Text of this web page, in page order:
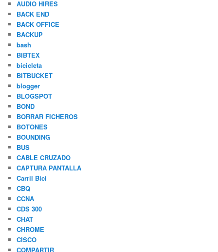
AUDIO HIRES
BACK END
BACK OFFICE
BACKUP
bash
BIBTEX
bicicleta
BITBUCKET
blogger
BLOGSPOT
BOND
BORRAR FICHEROS
BOTONES
BOUNDING
BUS
CABLE CRUZADO
CAPTURA PANTALLA
Carril Bici
CBQ
CCNA
CDS 300
CHAT
CHROME
CISCO
COMPARTIR